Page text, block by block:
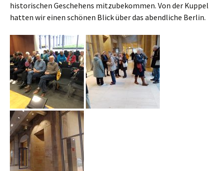
historischen Geschehens mitzubekommen. Von der Kuppel
hatten wir einen schönen Blick über das abendliche Berlin.